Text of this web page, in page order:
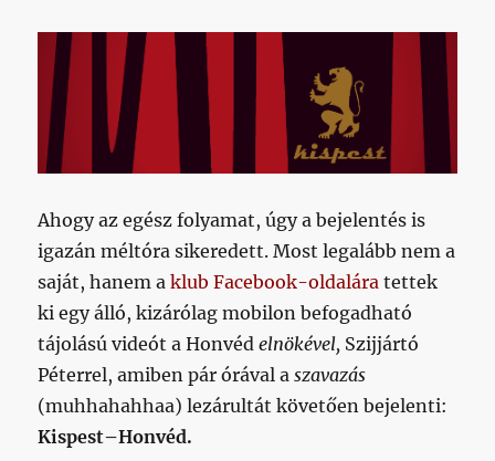
Ahogy az egész folyamat, úgy a bejelentés is
igazán méltóra sikeredett. Most legalább nem a
saját, hanem aklub Facebook-oldalára tettek
ki egy álló, kizárólag mobilon befogadható
tájolású videót a Honvédelnökével, Szijjártó
Péterrel, amiben pár órával aszavazás
(muhhahahhaa) lezárultát követően bejelenti:
Kispest–Honvéd.